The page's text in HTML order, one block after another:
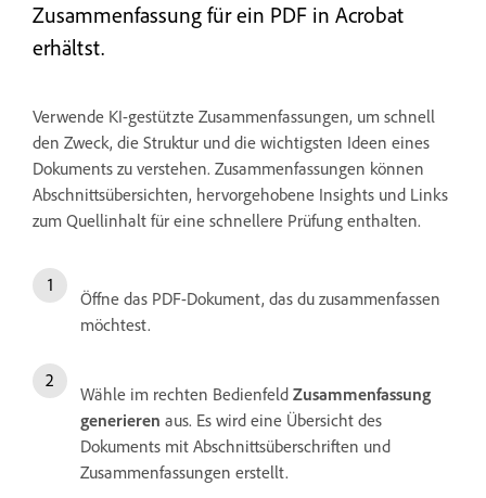
Zusammenfassung für ein PDF in Acrobat
erhältst.
Verwende KI-gestützte Zusammenfassungen, um schnell
den Zweck, die Struktur und die wichtigsten Ideen eines
Dokuments zu verstehen. Zusammenfassungen können
Abschnittsübersichten, hervorgehobene Insights und Links
zum Quellinhalt für eine schnellere Prüfung enthalten.
Öffne das PDF-Dokument, das du zusammenfassen
möchtest.
Wähle im rechten Bedienfeld Zusammenfassung
generieren aus. Es wird eine Übersicht des
Dokuments mit Abschnittsüberschriften und
Zusammenfassungen erstellt.